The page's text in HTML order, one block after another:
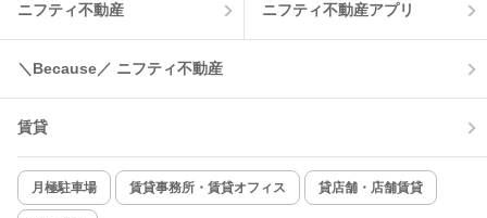
温水洗浄便座 オートロック
コンロ2口以上
新着のみ インターネット無料
ニフティ不動産 ニフティ不動産アプリ
＼Because／ ニフティ不動産
賃貸
月極駐車場 賃貸事務所・賃貸オフィス 貸店舗・店舗賃貸